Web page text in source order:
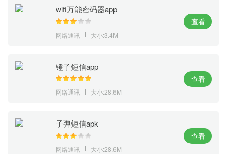
wifi万能密码器app
网络通讯 大小:3.4M
查看
锤子短信app
网络通讯 大小:28.6M
查看
子弹短信apk
网络通讯 大小:28.6M
查看